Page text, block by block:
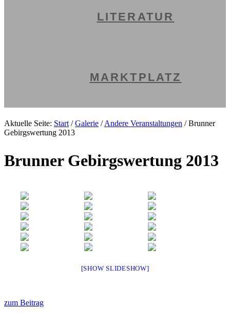
LITERATUR
MARKTPLATZ
Aktuelle Seite: Start / Galerie / Andere Veranstaltungen /Brunner
Gebirgswertung 2013
Brunner Gebirgswertung 2013
[SHOW SLIDESHOW]
zum Beitrag